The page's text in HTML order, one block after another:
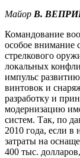
Майор В.
Командование
особое внимание
стрелкового
локальных
импульс
винтовок и
разработку и
модернизацию
систем. Так, по
2010 года, если
затраты на
400 тыс.